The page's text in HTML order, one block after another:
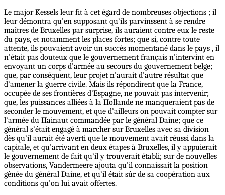
Le major Kessels leur fit à cet égard de nombreuses objections ; il
leur démontra qu’en supposant qu’ils parvinssent à se rendre
maîtres de Bruxelles par surprise, ils auraient contre eux le reste
du pays, et notamment les places fortes; que si, contre toute
attente, ils pouvaient avoir un succès momentané dans le pays , il
n’était pas douteux que le gouvernement français n’intervint en
envoyant un corps d’armée au secours du gouvernement belge;
que, par conséquent, leur projet n’aurait d’autre résultat que
d’amener la guerre civile. Mais ils répondirent que la France,
occupée de ses frontières d’Espagne, ne pouvait pas intervenir;
que, les puissances alliées à la Hollande ne manqueraient pas de
seconder le mouvement, et que d’ailleurs on pouvait compter sur
l’armée du Hainaut commandée par le général Daine; que ce
général s’était engagé à marcher sur Bruxelles avec sa division
dès qu’il aurait été averti que le mouvement avait réussi dans la
capitale, et qu’arrivant en deux étapes à Bruxelles, il y appuierait
le gouvernement de fait qu’il y trouverait établi; sur de nouvelles
observations, Vandermeere ajouta qu’il connaissait la position
gênée du général Daine, et qu’il était sûr de sa coopération aux
conditions qu’on lui avait offertes.